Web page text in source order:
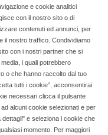
piattaforma web per i
i diritti riservati.
S.r.l. Largo San
Tel: 0832.093720 Cell:
- Rea: LE-
e cookie analitici
con il nostro sito o di
contenuti ed annunci, per
il nostro traffico. Condividiamo
con i nostri partner che si
i quali potrebbero
o che hanno raccolto dal tuo
tutti i cookie”, acconsentirai
necessari clicca il pulsante
alcuni cookie selezionati e per
e seleziona i cookie che
momento. Per maggiori